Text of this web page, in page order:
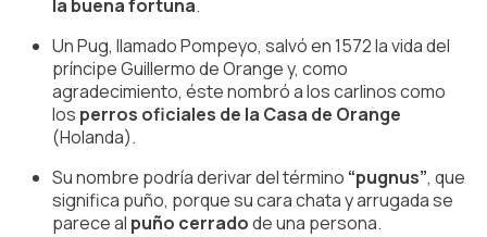
la buena fortuna.
Un Pug, llamado Pompeyo, salvó en 1572 la vida del
príncipe Guillermo de Orange y, como
agradecimiento, éste nombró a los carlinos como
los perros oficiales de la Casa de Orange
(Holanda).
Su nombre podría derivar del término “pugnus”, que
significa puño, porque su cara chata y arrugada se
parece al puño cerrado de una persona.